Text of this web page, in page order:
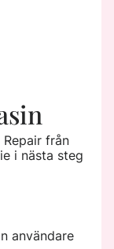
från
i nästa steg
användare